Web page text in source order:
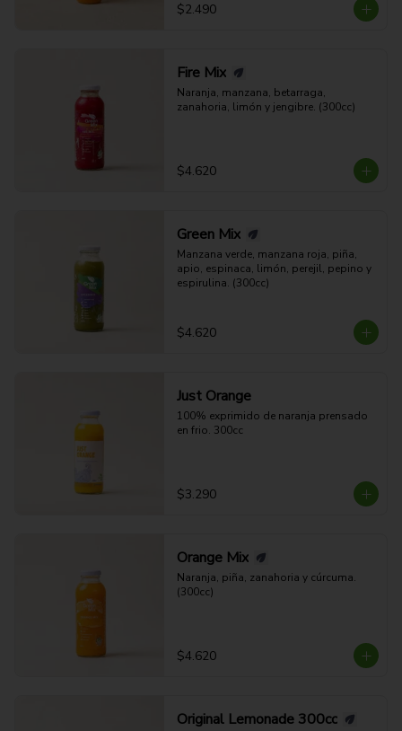
$2.490
Fire Mix
Naranja, manzana, betarraga,
zanahoria, limón y jengibre. (300cc)
$4.620
Green Mix
Manzana verde, manzana roja, piña,
apio, espinaca, limón, perejil, pepino y
espirulina. (300cc)
$4.620
Just Orange
100% exprimido de naranja prensado
en frio. 300cc
$3.290
Orange Mix
Naranja, piña, zanahoria y cúrcuma.
(300cc)
$4.620
Original Lemonade 300cc